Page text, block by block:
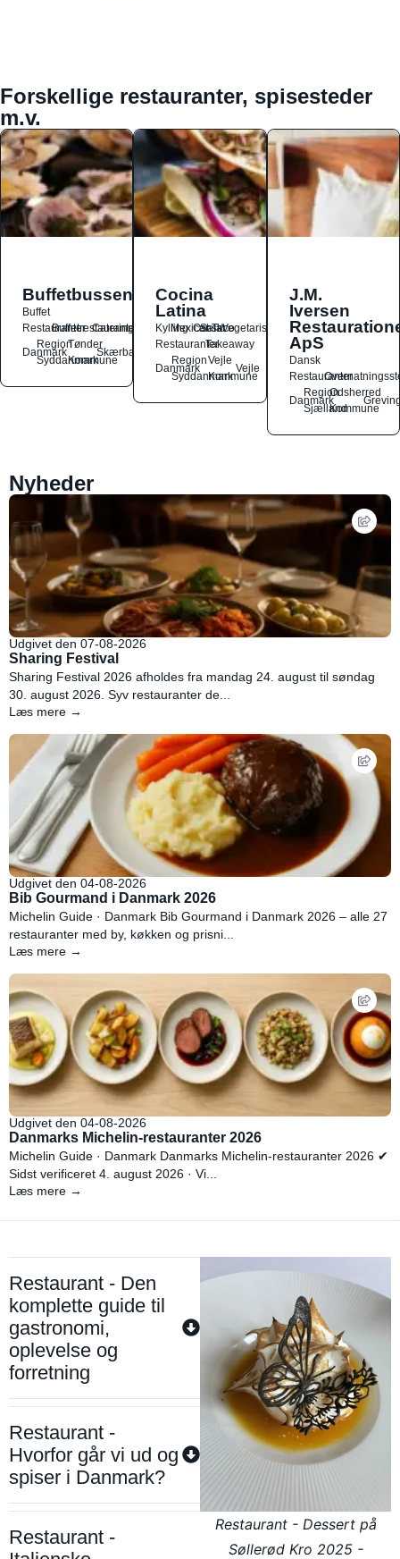
Forskellige restauranter, spisesteder
m.v.
Buffetbussen
Buffet
Restauranter
Buffetrestauranter
Catering
Danmark
Region
Syddanmark
Tønder
Kommune
Skærbæk
Cocina
Latina
Kylling
Mexicansk
OstSalat
TacoVegetarisk
RestauranterTakeaway
Danmark
Region
Syddanmark
Vejle
Kommune
Vejle
J.M.
Iversen
ApS
Dansk
Restauranter
Danmark
Region
Sjælland
Odsherred
Kommune
Nyheder
Udgivet den 07-08-2026
Sharing Festival
Sharing Festival 2026 afholdes fra mandag 24. august til søndag
30. august 2026. Syv restauranter de...
Læs mere →
Udgivet den 04-08-2026
Bib Gourmand i Danmark 2026
Michelin Guide · Danmark Bib Gourmand i Danmark 2026 – alle 27
restauranter med by, køkken og prisni...
Læs mere →
Udgivet den 04-08-2026
Danmarks Michelin-restauranter 2026
Michelin Guide · Danmark Danmarks Michelin-restauranter 2026 ✔
Sidst verificeret 4. august 2026 · Vi...
Læs mere →
Restaurant - Den
komplette guide til
gastronomi,
oplevelse og
forretning
Restaurant -
Hvorfor går vi ud og
spiser i Danmark?
Restaurant -
Restaurant - Dessert på
Søllerød Kro 2025 -